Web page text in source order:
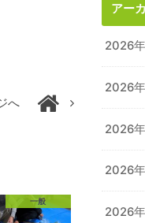
へ
一般
アー
2026
2026
2026
2026
2026